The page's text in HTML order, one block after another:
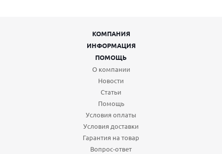
КОМПАНИЯ
ИНФОРМАЦИЯ
ПОМОЩЬ
О компании
Новости
Статьи
Помощь
Условия оплаты
Условия доставки
Гарантия на товар
Вопрос-ответ